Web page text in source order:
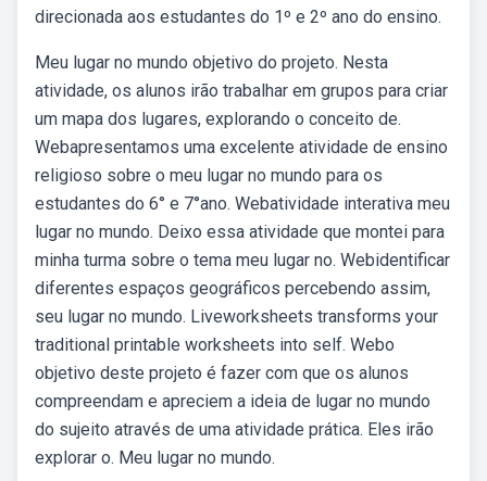
direcionada aos estudantes do 1º e 2º ano do ensino.
Meu lugar no mundo objetivo do projeto. Nesta
atividade, os alunos irão trabalhar em grupos para criar
um mapa dos lugares, explorando o conceito de.
Webapresentamos uma excelente atividade de ensino
religioso sobre o meu lugar no mundo para os
estudantes do 6° e 7°ano. Webatividade interativa meu
lugar no mundo. Deixo essa atividade que montei para
minha turma sobre o tema meu lugar no. Webidentificar
diferentes espaços geográficos percebendo assim,
seu lugar no mundo. Liveworksheets transforms your
traditional printable worksheets into self. Webo
objetivo deste projeto é fazer com que os alunos
compreendam e apreciem a ideia de lugar no mundo
do sujeito através de uma atividade prática. Eles irão
explorar o. Meu lugar no mundo.